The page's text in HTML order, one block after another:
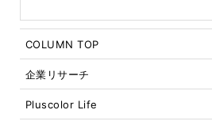
COLUMN TOP
企業リサーチ
Pluscolor Life